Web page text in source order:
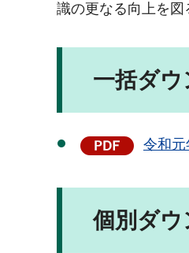
識の更なる向上を
一括ダウ
令和
個別ダウ